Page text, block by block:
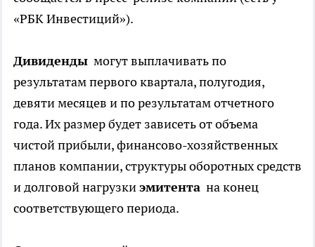
«РБК Инвестиций»).
Дивиденды могут выплачивать по
результатам первого квартала, полугодия,
девяти месяцев и по результатам отчетного
года. Их размер будет зависеть от объема
чистой прибыли, финансово-хозяйственных
планов компании, структуры оборотных средств
и долговой нагрузкиэмитента на конец
соответствующего периода.